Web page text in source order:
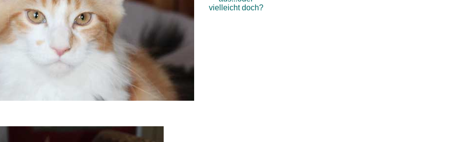
vielleicht doch?